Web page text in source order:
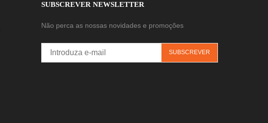
SUBSCREVER NEWSLETTER
Não perca as nossas novidades e promoções